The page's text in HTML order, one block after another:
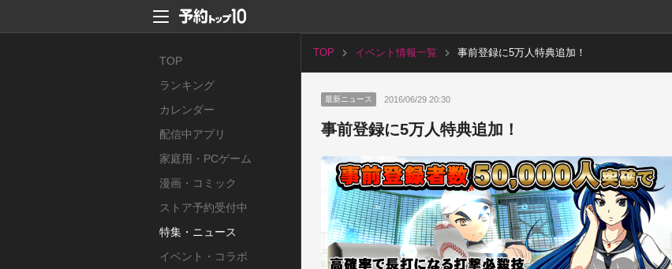
TOP
ランキング
カレンダー
配信中アプリ
家庭用・PCゲーム
漫画・コミック
ストア予約受付中
特集・ニュース
イベント・コラボ
TOP イベント情報一覧 事前登録に5万人特典追加！
最新ニュース 2016/06/29 20:30
事前登録に5万人特典追加！